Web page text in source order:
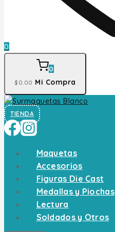
0
0
$0 .00 Mi Compra
TIENDA
Maquetas
Accesorios
Figuras Die Cast
Medallas y Piochas
Lectura
Soldados y Otros